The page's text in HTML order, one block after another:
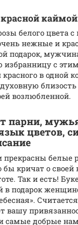
каймой
белого цвета с
нежные и
подарок,
избранницу с
в одной
близость
возлюбленной.
парни,
цветов,
белые
кричат о своей
Так и есть!
в подарок
самые добрые